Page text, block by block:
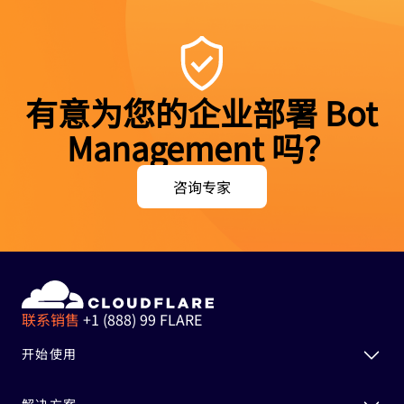
有意为您的企业部署 Bot
Management 吗？
咨询专家
联系销售 +1 (888) 99 FLARE
开始使用